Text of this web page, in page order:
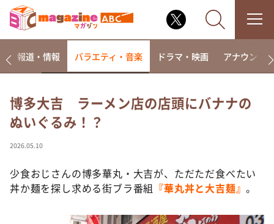
なるみ・岡村の過ぎるTV
相席食堂
～人生密着トークバラエティ！～ やすとものいたっ
て真剣です
報道・情報 バラエティ・音楽 ドラマ・映画 アナウンサー
博多大吉 ラーメン店の店頭にバナナの
ぬいぐるみ！？
2026.05.10
少食おじさんの博多華丸・大吉が、ただただ食べたい
丼か麺を探し求める街ブラ番組 『華丸丼と大吉麺』。